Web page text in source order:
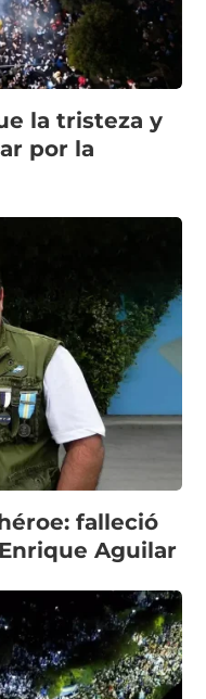
la tristeza y
por la
falleció
Aguilar